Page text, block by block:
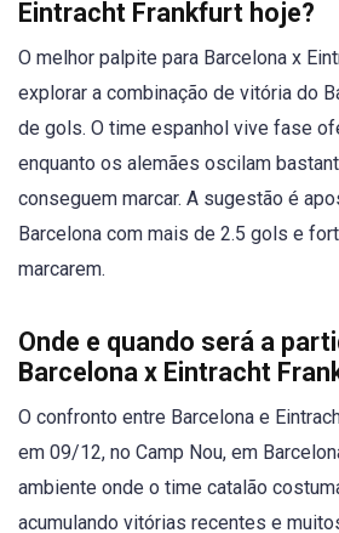
Eintracht Frankfurt hoje?
O melhor palpite para Barcelona x
explorar a combinação de vitória do
de gols. O time espanhol vive fase
enquanto os alemães oscilam
conseguem marcar. A sugestão é
Barcelona com mais de 2.5 gols e
marcarem.
Onde e quando será a
Barcelona x Eintracht
O confronto entre Barcelona e
em 09/12, no Camp Nou, em
ambiente onde o time catalão
acumulando vitórias recentes e